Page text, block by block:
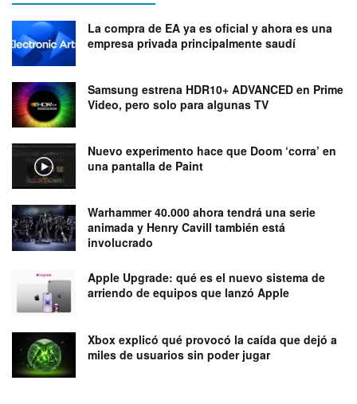
La compra de EA ya es oficial y ahora es una
empresa privada principalmente saudí
Samsung estrena HDR10+ ADVANCED en Prime
Video, pero solo para algunas TV
Nuevo experimento hace que Doom ‘corra’ en
una pantalla de Paint
Warhammer 40.000 ahora tendrá una serie
animada y Henry Cavill también está
involucrado
Apple Upgrade: qué es el nuevo sistema de
arriendo de equipos que lanzó Apple
Xbox explicó qué provocó la caída que dejó a
miles de usuarios sin poder jugar